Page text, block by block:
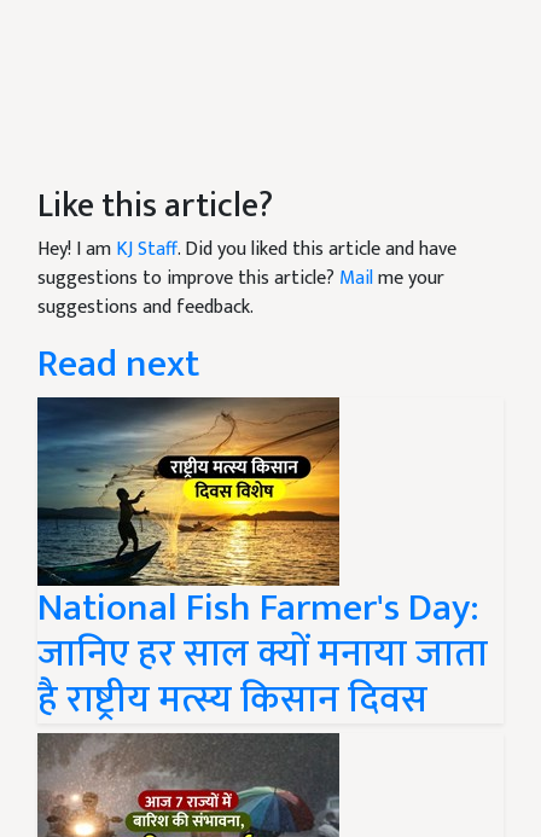
Like this article?
Hey! I amKJ Staff. Did you liked this article and have
suggestions to improve this article? Mailme your
suggestions and feedback.
Read next
National Fish Farmer's Day:
जानिए हर साल क्यों मनाया जाता
है राष्ट्रीय मत्स्य किसान दिवस